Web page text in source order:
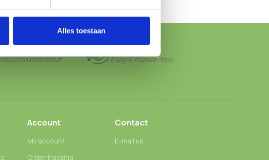
Alles toestaan
SAFE
checkout
FREE RETURNS
Easy & hassle-free
Account
My account
Order tracking
Contact
E-mail us